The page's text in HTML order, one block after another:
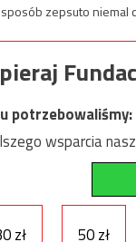
zepsuto niemal
potrzebowaliśmy:
wsparcia
zł 50 zł